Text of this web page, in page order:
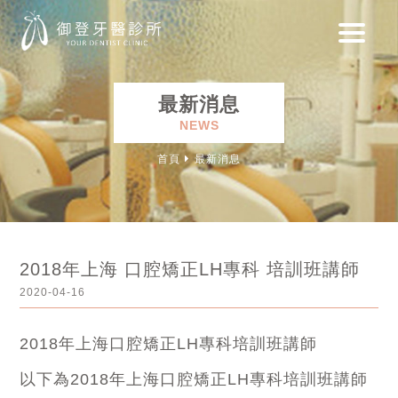
最新消息
NEWS
首頁 最新消息
2018年上海 口腔矯正LH專科 培訓班講師
2020-04-16
2018年上海口腔矯正LH專科培訓班講師
以下為2018年上海口腔矯正LH專科培訓班講師